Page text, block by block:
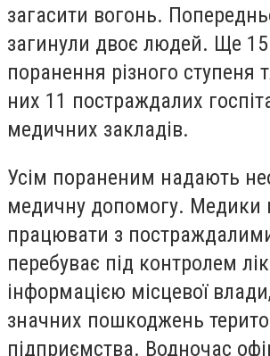
загасити вогонь.
загинули двоє людей. Ще 15
поранення різного ступеня
них 11 постраждалих
медичних закладів.
Усім пораненим надають
медичну допомогу. Медики
працювати з
перебуває під контролем
інформацією місцевої
значних пошкоджень
підприємства. Водночас